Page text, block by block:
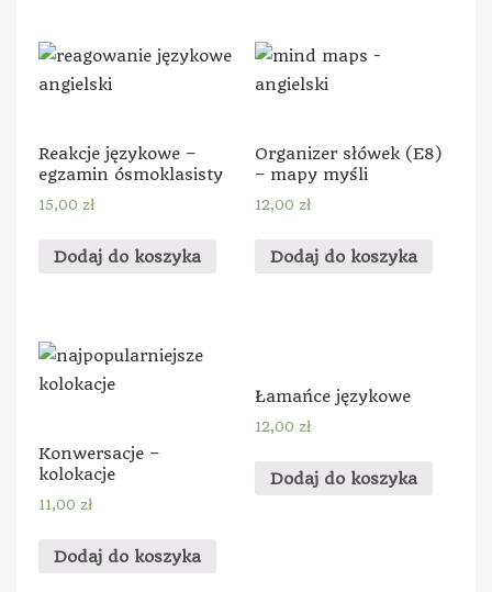
Reakcje językowe –
egzamin ósmoklasisty
15,00 zł
Dodaj do koszyka
Organizer słówek (E8)
– mapy myśli
12,00 zł
Dodaj do koszyka
Konwersacje –
kolokacje
11,00 zł
Dodaj do koszyka
Łamańce językowe
12,00 zł
Dodaj do koszyka